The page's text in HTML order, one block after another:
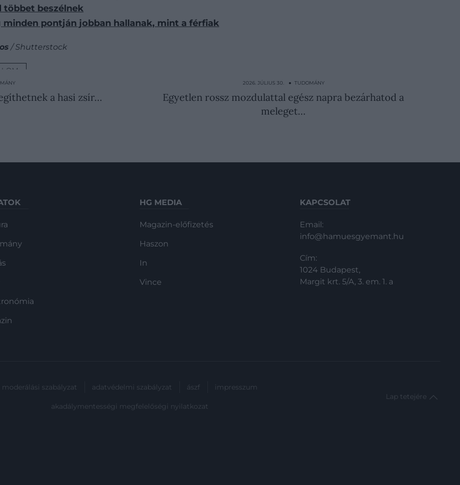
beszélnek
pontján jobban hallanak, mint a férfiak
/ Shutterstock
a hasi zsír…
2026. JÚLIUS 30. ● TUDOMÁNY
Egyetlen rossz mozdulattal egész napra bezárhatod a
meleget…
HG MEDIA
Magazin-előfizetés
Haszon
In
Vince
KAPCSOLAT
Email:
info@hamuesgyemant.hu
Cím:
1024 Budapest,
Margit krt. 5/A, 3. em. 1. a
moderálási szabályzat adatvédelmi szabályzat ászf impresszum
akadálymentességi megfelelőségi nyilatkozat
Lap tetejére